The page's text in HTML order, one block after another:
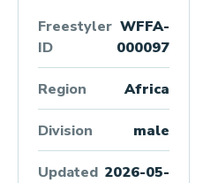
Freestyler
ID
WFFA-
000097
Region Africa
Division male
Updated 2026-05-